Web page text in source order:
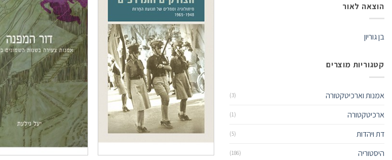
הוצאה לאור
בן גוריון
קטגוריות מוצרים
אמנות וארכיטקטורה (3)
ארכיטקטורה (1)
דת ויהדות (5)
היסטוריה (186)